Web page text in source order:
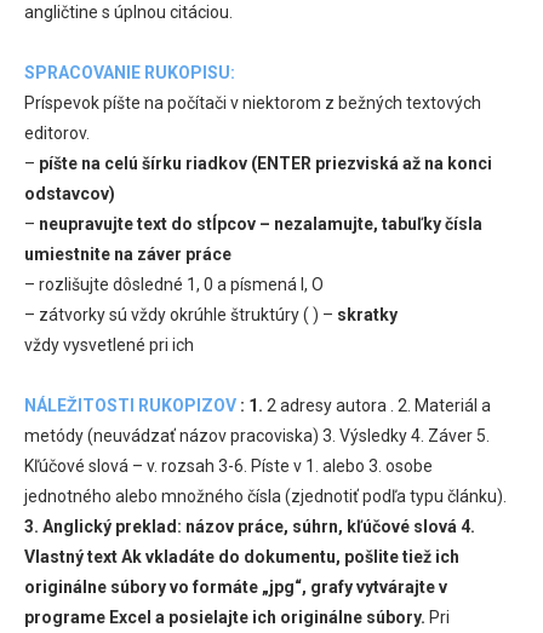
angličtine s úplnou citáciou.
SPRACOVANIE RUKOPISU:
Príspevok píšte na počítači v niektorom z bežných textových
editorov.
– píšte na celú šírku riadkov (ENTER priezviská až na konci
odstavcov)
– neupravujte text do stĺpcov – nezalamujte, tabuľky čísla
umiestnite na záver práce
– rozlišujte dôsledné 1, 0 a písmená l, O
– zátvorky sú vždy okrúhle štruktúry ( ) – skratky
vždy vysvetlené pri ich
NÁLEŽITOSTI RUKOPIZOV : 1. 2 adresy autora . 2. Materiál a
metódy (neuvádzať názov pracoviska) 3. Výsledky 4. Záver 5.
Kľúčové slová – v. rozsah 3-6. Píste v 1. alebo 3. osobe
jednotného alebo množného čísla (zjednotiť podľa typu článku).
3. Anglický preklad: názov práce, súhrn, kľúčové slová 4.
Vlastný textAk vkladáte do dokumentu, pošlite tiež ich
originálne súbory vo formáte „jpg“, grafy vytvárajte v
programe Excel a posielajte ich originálne súbory. Pri